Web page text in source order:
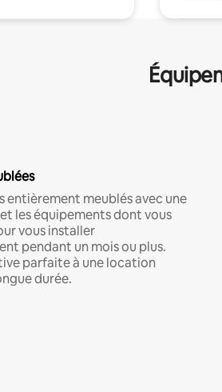
entièrement meublés avec une
les équipements dont vous
vous installer
pendant un mois ou plus.
parfaite à une location
durée.